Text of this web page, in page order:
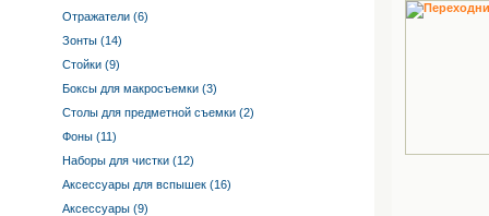
Отражатели (6)
Зонты (14)
Стойки (9)
Боксы для макросъемки (3)
Столы для предметной съемки (2)
Фоны (11)
Наборы для чистки (12)
Аксессуары для вспышек (16)
Аксессуары (9)